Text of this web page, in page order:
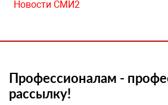
Новости СМИ2
Профессионалам -
рассылку!